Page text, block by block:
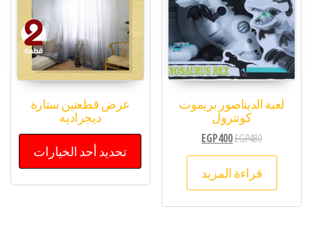
لعبة الديناصور بريموت
كونترول
EGP480
EGP400
قراءة المزيد
عرض قطعتين ستارة
ديجراديه
تحديد أحد الخيارات